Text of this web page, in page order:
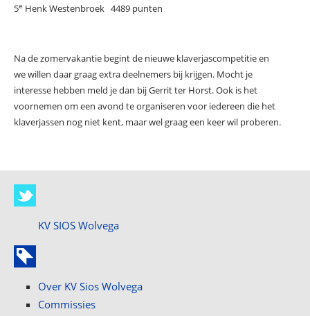
5e Henk Westenbroek 4489 punten
Na de zomervakantie begint de nieuwe klaverjascompetitie en
we willen daar graag extra deelnemers bij krijgen. Mocht je
interesse hebben meld je dan bij Gerrit ter Horst. Ook is het
voornemen om een avond te organiseren voor iedereen die het
klaverjassen nog niet kent, maar wel graag een keer wil proberen.
KV SIOS Wolvega
Over KV Sios Wolvega
Commissies